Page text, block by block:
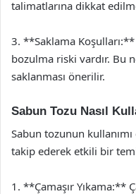
talimatlarına dikkat
3. **Saklama
bozulma riski vardır. Bu
saklanması önerilir.
Sabun Tozu Nasıl
Sabun tozunun
takip ederek etkili bir
1. **Çamaşır Yıkama:**